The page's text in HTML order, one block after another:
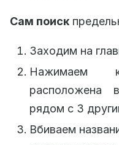
Сам поиск
Заходим на
Нажимаем
расположена
рядом с 3
Вбиваем